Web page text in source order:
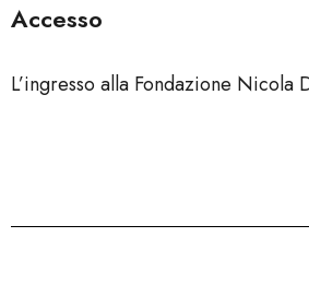
Accesso
L’ingresso alla Fondazione Nicola